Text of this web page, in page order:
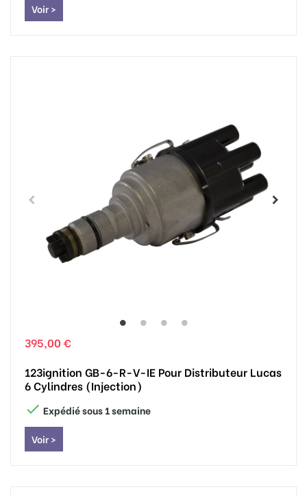
Voir >
395,00 €
123ignition GB-6-R-V-IE Pour Distributeur Lucas
6 Cylindres (injection)
 Expédié sous 1 semaine
Voir >